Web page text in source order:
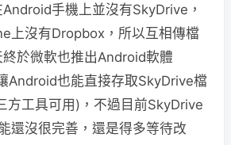
手機上並沒有SkyDrive，
上沒有Dropbox，所以互相傳檔
於微軟也推出Android軟體
Android也能直接存取SkyDrive檔
方工具可用)，不過目前SkyDrive
還沒很完善，還是得多等待改